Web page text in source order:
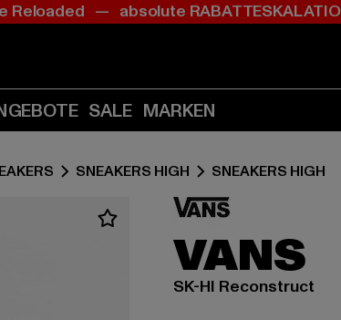
Zum
(Enter
drücken)
Zum
(Enter
drücken)
Reloaded — absolute
SALE MARKEN
SNEAKERS HIGH SNEAKERS HIGH
VANS
SK-HI Reconstruct